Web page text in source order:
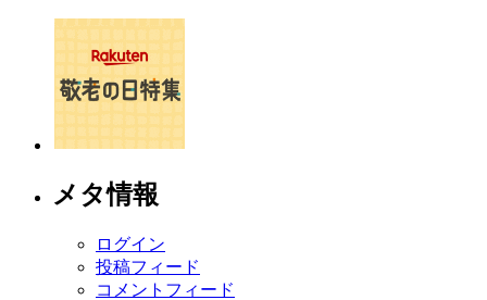
メタ情報
ログイン
投稿フィード
コメントフィード